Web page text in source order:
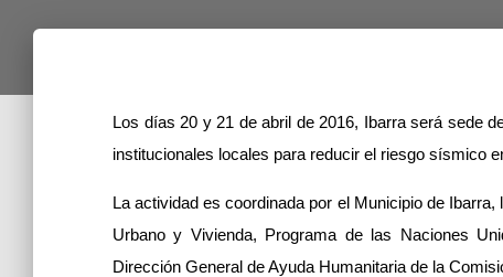
Los días 20 y 21 de abril de 2016, Ibarra será sede
institucionales locales para reducir el riesgo sísmico
La actividad es coordinada por el Municipio de
Urbano y Vivienda, Programa de las Naciones
Dirección General de Ayuda Humanitaria de la